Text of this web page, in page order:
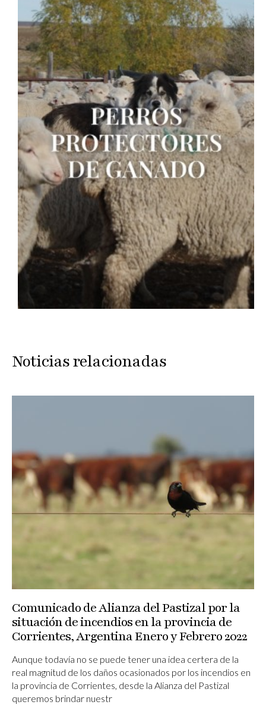
Noticias relacionadas
Comunicado de Alianza del Pastizal por la
situación de incendios en la provincia de
Corrientes, Argentina Enero y Febrero 2022
Aunque todavía no se puede tener una idea certera de la
real magnitud de los daños ocasionados por los incendios en
la provincia de Corrientes, desde la Alianza del Pastizal
queremos brindar nuestr